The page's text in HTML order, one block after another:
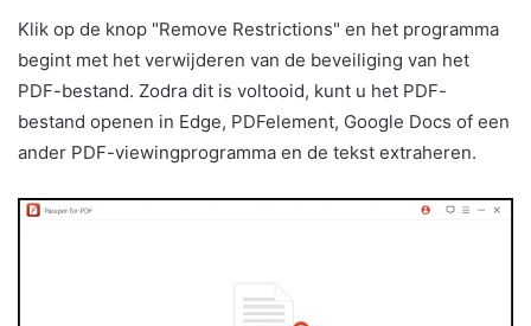
Klik op de knop "Remove Restrictions" en het programma
begint met het verwijderen van de beveiliging van het
PDF-bestand. Zodra dit is voltooid, kunt u het PDF-
bestand openen in Edge, PDFelement, Google Docs of een
ander PDF-viewingprogramma en de tekst extraheren.